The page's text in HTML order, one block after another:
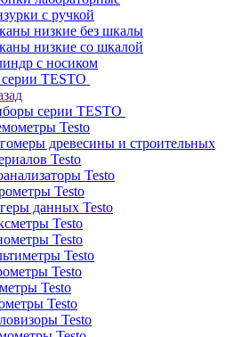
с ручкой
низкие без шкалы
низкие со шкалой
с носиком
TESTO
серии TESTO
Testo
древесины и строительных
Testo
Testo
Testo
данных Testo
Testo
Testo
Testo
Testo
Testo
Testo
Testo